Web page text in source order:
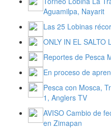
Aguamilpa, Nayarit
Las 25 Lobinas
ONLY IN EL SALTO
Reportes de Pesca
En proceso de
Pesca con Mosca,
1, Anglers TV
AVISO Cambio de
en Zimapan